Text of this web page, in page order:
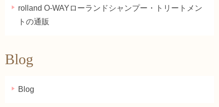
rolland O-WAYローランドシャンプー・トリートメン
トの通販
Blog
Blog